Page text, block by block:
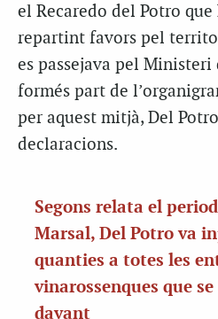
el Recaredo del Potro que
repartint favors pel
es passejava pel
formés part de
per aquest mitjà, Del
declaracions.
Segons relata el
Marsal, Del Potro va
quanties a totes les
vinarossenques que
davant